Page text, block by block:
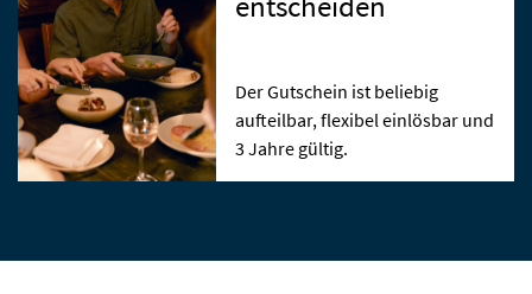
Der Gutschein ist beliebig
aufteilbar, flexibel einlösbar und
3 Jahre gültig.